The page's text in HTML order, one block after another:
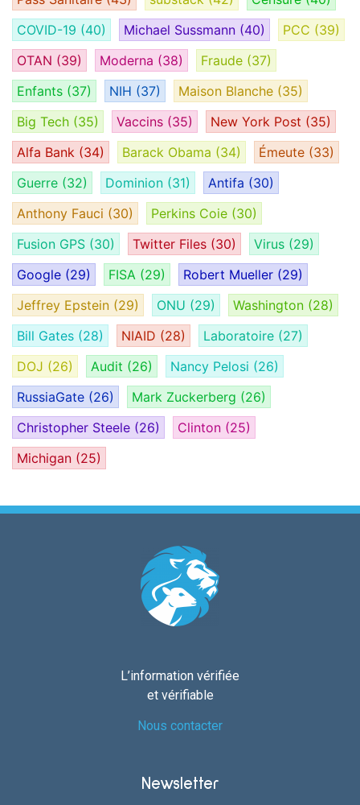
COVID-19 (40) Michael Sussmann (40) PCC (39)
OTAN (39) Moderna (38) Fraude (37)
Enfants (37) NIH (37) Maison Blanche (35)
Big Tech (35) Vaccins (35) New York Post (35)
Alfa Bank (34) Barack Obama (34) Émeute (33)
Guerre (32) Dominion (31) Antifa (30)
Anthony Fauci (30) Perkins Coie (30)
Fusion GPS (30) Twitter Files (30) Virus (29)
Google (29) FISA (29) Robert Mueller (29)
Jeffrey Epstein (29) ONU (29) Washington (28)
Bill Gates (28) NIAID (28) Laboratoire (27)
DOJ (26) Audit (26) Nancy Pelosi (26)
RussiaGate (26) Mark Zuckerberg (26)
Christopher Steele (26) Clinton (25)
Michigan (25)
L’information vérifiée
et vérifiable
Nous contacter
Newsletter